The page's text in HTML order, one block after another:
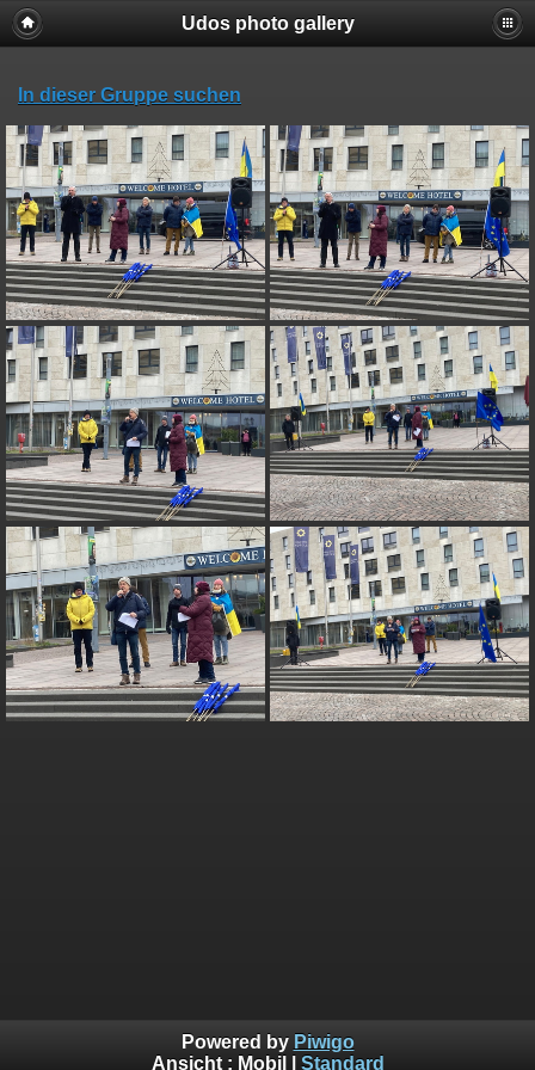
Udos photo gallery
In dieser Gruppe suchen
Powered by Piwigo
Ansicht : Mobil Standard